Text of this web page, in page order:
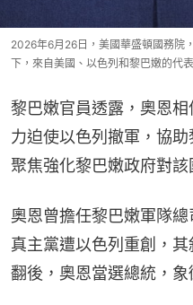
2026年6月26日，美國華盛頓國務院
下，來自美國、以色列和黎巴嫩的代
黎巴嫩官員透露，奧恩
力迫使以色列撤軍，協
聚焦強化黎巴嫩政府對該
奧恩曾擔任黎巴嫩軍隊
真主黨遭以色列重創，
翻後，奧恩當選總統，